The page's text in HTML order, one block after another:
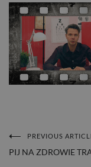
PREVIOUS
PIJ NA ZDROWIE